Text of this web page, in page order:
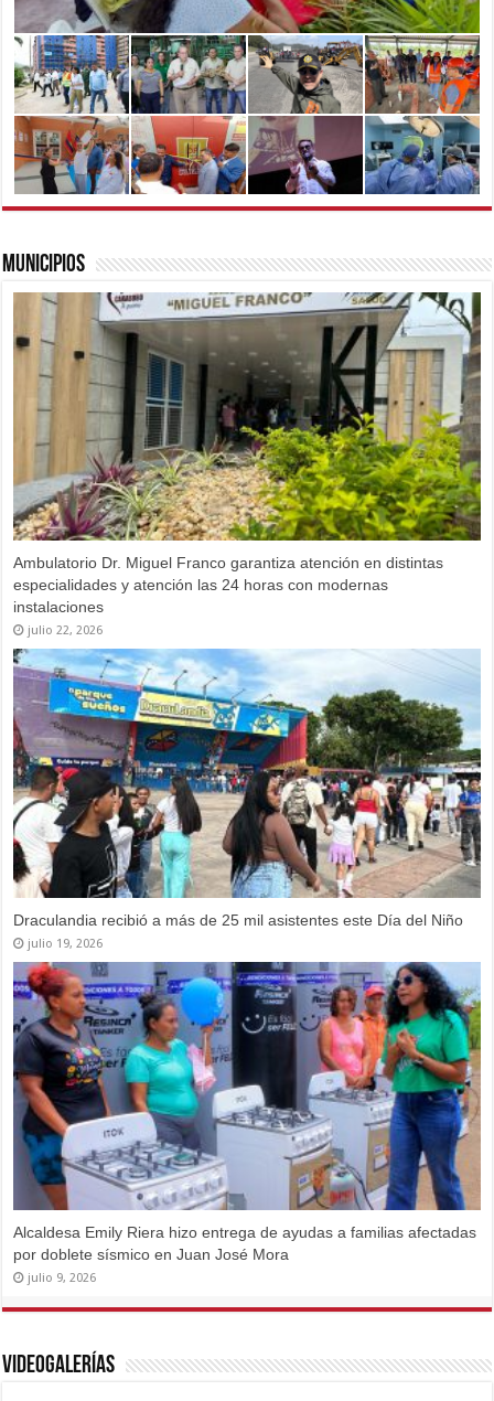
Municipios
Ambulatorio Dr. Miguel Franco garantiza atención en distintas
especialidades y atención las 24 horas con modernas
instalaciones
julio 22, 2026
Draculandia recibió a más de 25 mil asistentes este Día del Niño
julio 19, 2026
Alcaldesa Emily Riera hizo entrega de ayudas a familias afectadas
por doblete sísmico en Juan José Mora
julio 9, 2026
Videogalerías